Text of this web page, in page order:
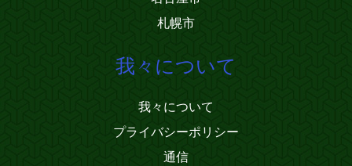
札幌市
我々について
我々について
プライバシーポリシー
通信